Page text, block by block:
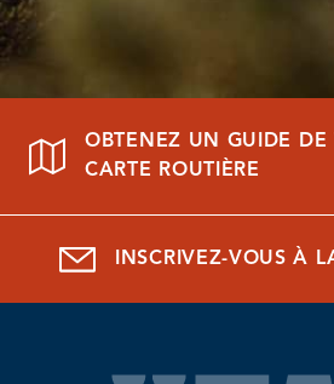
OBTENEZ UN GUIDE DE
CARTE ROUTIÈRE
INSCRIVEZ-VOUS À